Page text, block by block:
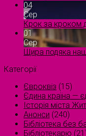
04
Сер
Крок за кроком
01
Сер
Щира подяка
Категорії
Євроквіз (15)
Єдина країна —
Історія міста
Анонси (240)
Бібліотека без
Бібліотекарю